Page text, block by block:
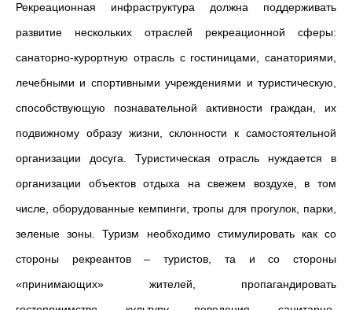
Рекреационная инфраструктура должна поддерживать
развитие нескольких отраслей рекреационной сферы:
санаторно-курортную отрасль с гостиницами, санаториями,
лечебными и спортивными учреждениями и туристическую,
способствующую познавательной активности граждан, их
подвижному образу жизни, склонности к самостоятельной
организации досуга. Туристическая отрасль нуждается в
организации объектов отдыха на свежем воздухе, в том
числе, оборудованные кемпинги, тропы для прогулок, парки,
зеленые зоны. Туризм необходимо стимулировать как со
стороны рекреантов – туристов, та и со стороны
«принимающих» жителей, пропагандировать